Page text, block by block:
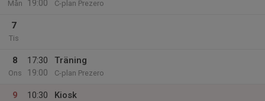
Mån
19:00
C-plan Prezero
7
Tis
8
Ons
17:30
19:00
Träning
C-plan Prezero
9
10:30
Kiosk